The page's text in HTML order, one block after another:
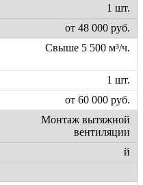
1 шт.
от 48 000 руб.
Свыше 5 500 м³/ч.
1 шт.
от 60 000 руб.
Монтаж вытяжной
вентиляции
й